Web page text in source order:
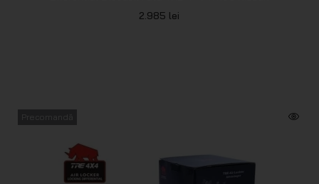
2.985 lei
Precomandă